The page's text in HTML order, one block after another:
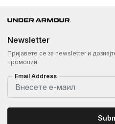
Newsletter
Пријавете се за newsletter и
промоции.
Email Address